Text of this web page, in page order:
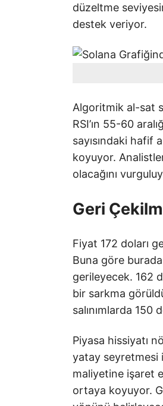
düzeltme
destek veriyor.
Algoritmik al-sat
RSI’ın 55-60
sayısındaki hafif
koyuyor.
olacağını
Geri
Fiyat 172 doları
Buna göre
gerileyecek. 162
bir sarkma
salınımlarda 150
Piyasa hissiyatı
yatay seyretmesi
maliyetine işaret
ortaya koyuyor.